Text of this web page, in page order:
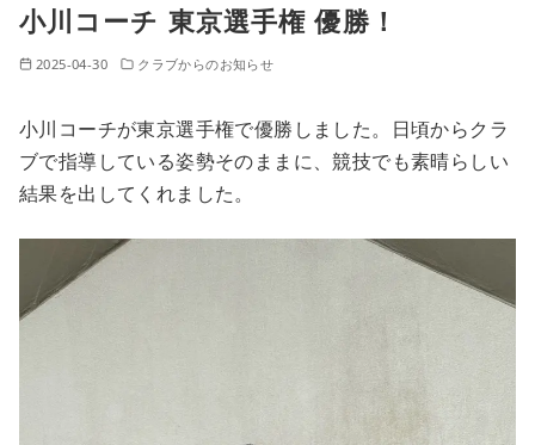
小川コーチ 東京選手権 優勝！
2025-04-30 クラブからのお知らせ
小川コーチが東京選手権で優勝しました。日頃からクラ
ブで指導している姿勢そのままに、競技でも素晴らしい
結果を出してくれました。